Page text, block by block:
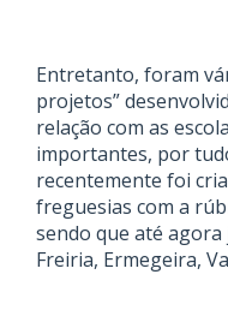
Entretanto, foram
projetos”
relação com as
importantes, por
recentemente foi
freguesias com a
sendo que até agora
Freiria, Ermegeira,